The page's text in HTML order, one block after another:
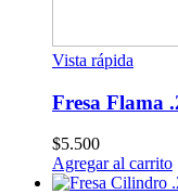
Vista rápida
Fresa Flama
$5.500
Agregar al carrito